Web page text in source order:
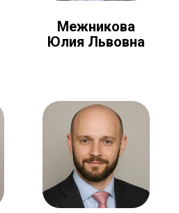
Межникова
Юлия Львовна